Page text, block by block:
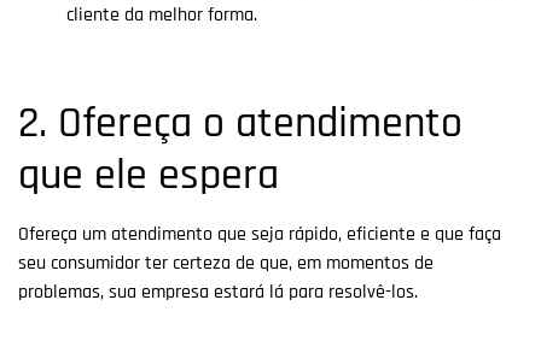
cliente da melhor forma.
2. Ofereça o atendimento
que ele espera
Ofereça um atendimento que seja rápido, eficiente e que faça
seu consumidor ter certeza de que, em momentos de
problemas, sua empresa estará lá para resolvê-los.